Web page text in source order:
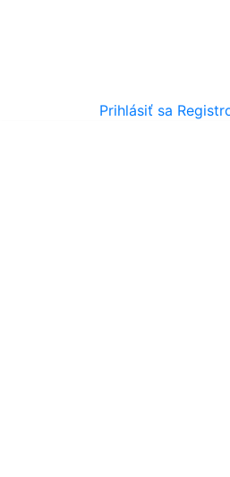
Prihlásiť sa